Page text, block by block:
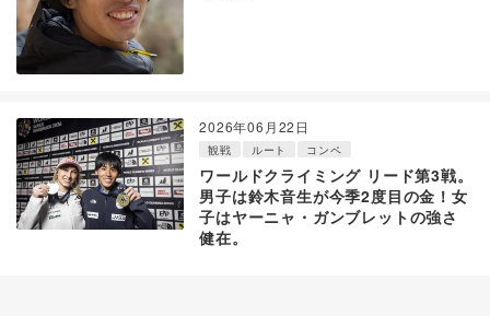
2026年06月22日
観戦 ルート コンペ
ワールドクライミング リード第3戦。
男子は鈴木音生が今季2度目の金！女
子はヤーニャ・ガンブレットの強さ
健在。